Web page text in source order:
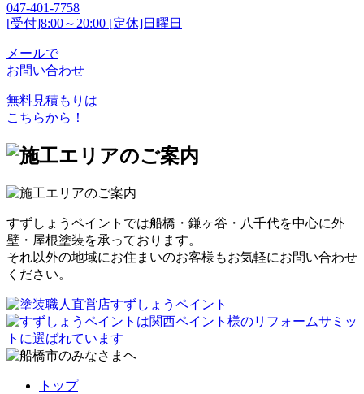
047-401-7758
[受付]8:00～20:00 [定休]日曜日
メールで
お問い合わせ
無料見積もりは
こちらから！
すずしょうペイントでは船橋・鎌ヶ谷・八千代を中心に外
壁・屋根塗装を承っております。
それ以外の地域にお住まいのお客様もお気軽にお問い合わせ
ください。
トップ